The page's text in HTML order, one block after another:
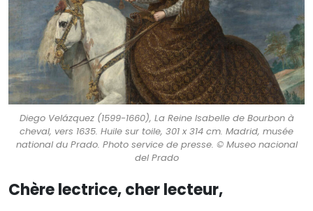
Diego Velázquez (1599-1660), La Reine Isabelle de Bourbon à
cheval, vers 1635. Huile sur toile, 301 x 314 cm. Madrid, musée
national du Prado. Photo service de presse. © Museo nacional
del Prado
Chère lectrice, cher lecteur,